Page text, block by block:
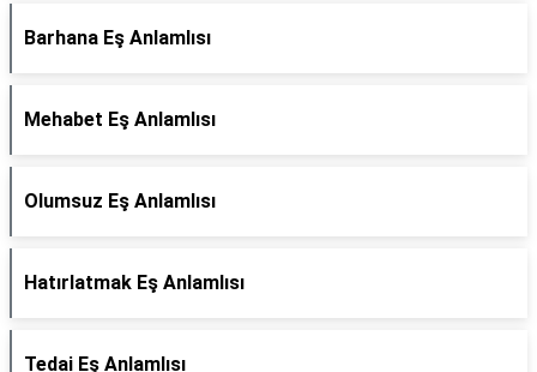
Barhana Eş Anlamlısı
Mehabet Eş Anlamlısı
Olumsuz Eş Anlamlısı
Hatırlatmak Eş Anlamlısı
Tedai Eş Anlamlısı